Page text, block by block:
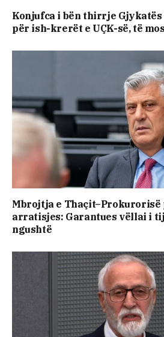
Konjufca i bën thirrje Gjykatës
për ish-krerët e UÇK-së, të
​Mbrojtja e
arratisjes: Garantues vëllai i
ngushtë